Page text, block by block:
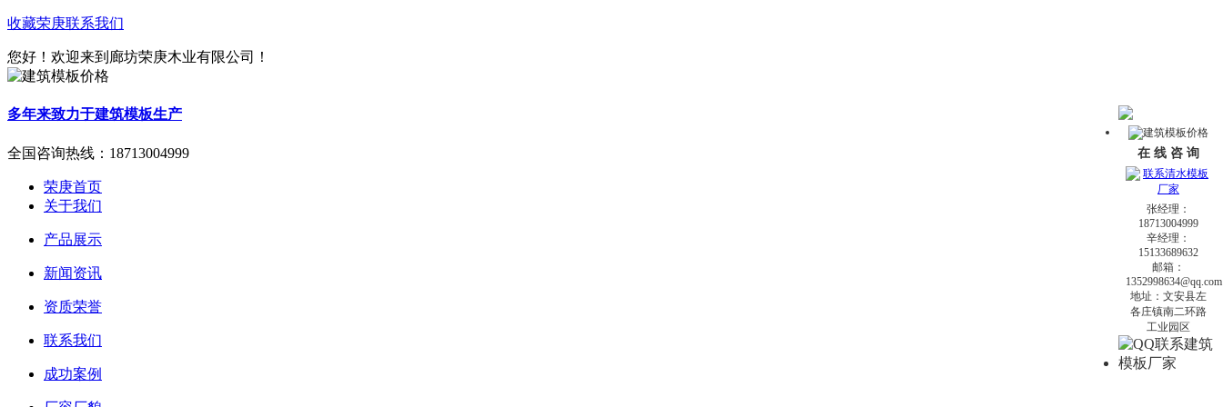
收藏荣庚联系我们
您好！欢迎来到廊坊荣庚木业有限公司！
多年来致力于建筑模板生产
全国咨询热线： 18713004999
荣庚首页
关于我们
产品展示
新闻资讯
资质荣誉
联系我们
成功案例
在 线 咨 询
张经理：
18713004999
辛经理：
15133689632
邮箱：
1352998634@qq.com
地址：文安县左
各庄镇南二环路
工业园区